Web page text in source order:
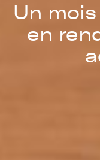
Un
en